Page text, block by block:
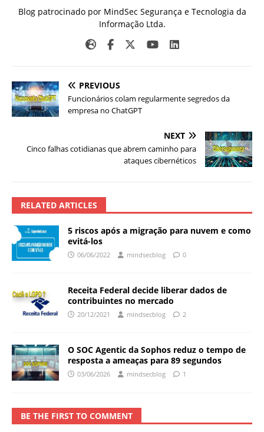
Blog patrocinado por MindSec Segurança e Tecnologia da
Informação Ltda.
PREVIOUS
Funcionários colam regularmente segredos da
empresa no ChatGPT
NEXT
Cinco falhas cotidianas que abrem caminho para
ataques cibernéticos
RELATED ARTICLES
5 riscos após a migração para nuvem e como
evitá-los
06/06/2022 mindsecblog 0
Receita Federal decide liberar dados de
contribuintes no mercado
20/12/2021 mindsecblog 2
O SOC Agentic da Sophos reduz o tempo de
resposta a ameaças para 89 segundos
03/06/2026 mindsecblog 1
BE THE FIRST TO COMMENT